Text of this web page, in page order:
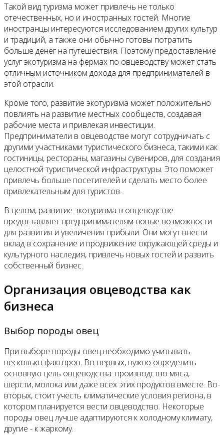
Такой вид туризма может привлечь не только
отечественных, но и иностранных гостей. Многие
иностранцы интересуются исследованием других культур
и традиций, а также они обычно готовы потратить
больше денег на путешествия. Поэтому предоставление
услуг экотуризма на фермах по овцеводству может стать
отличным источником дохода для предпринимателей в
этой отрасли.
Кроме того, развитие экотуризма может положительно
повлиять на развитие местных сообществ, создавая
рабочие места и привлекая инвестиции.
Предприниматели в овцеводстве могут сотрудничать с
другими участниками туристического бизнеса, такими как
гостиницы, рестораны, магазины сувениров, для создания
целостной туристической инфраструктуры. Это поможет
привлечь больше посетителей и сделать место более
привлекательным для туристов.
В целом, развитие экотуризма в овцеводстве
предоставляет предпринимателям новые возможности
для развития и увеличения прибыли. Они могут внести
вклад в сохранение и продвижение окружающей среды и
культурного наследия, привлечь новых гостей и развить
собственный бизнес.
Организация овцеводства как
бизнеса
Выбор породы овец
При выборе породы овец необходимо учитывать
несколько факторов. Во-первых, нужно определить
основную цель овцеводства: производство мяса,
шерсти, молока или даже всех этих продуктов вместе. Во-
вторых, стоит учесть климатические условия региона, в
котором планируется вести овцеводство. Некоторые
породы овец лучше адаптируются к холодному климату,
другие - к жаркому.